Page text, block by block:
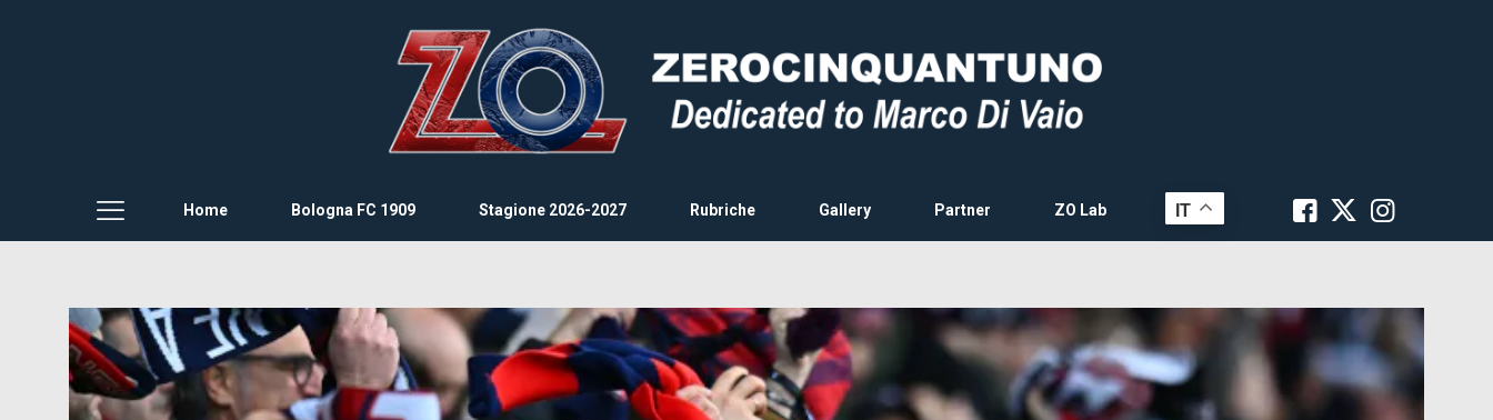
Home Bologna FC 1909 Stagione 2026-2027 Rubriche Gallery Partner ZO Lab IT